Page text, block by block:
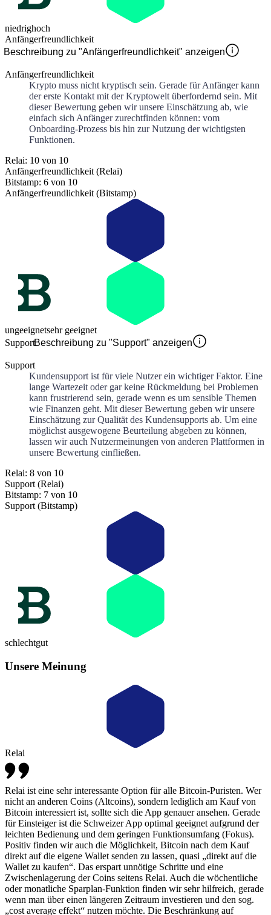
niedrighoch
Anfängerfreundlichkeit
Beschreibung zu "Anfängerfreundlichkeit" anzeigen
Anfängerfreundlichkeit
Krypto muss nicht kryptisch sein. Gerade für Anfänger kann
der erste Kontakt mit der Kryptowelt überfordernd sein. Mit
dieser Bewertung geben wir unsere Einschätzung ab, wie
einfach sich Anfänger zurechtfinden können: vom
Onboarding-Prozess bis hin zur Nutzung der wichtigsten
Funktionen.
Relai: 10 von 10
Anfängerfreundlichkeit (Relai)
Bitstamp: 6 von 10
Anfängerfreundlichkeit (Bitstamp)
ungeeignetsehr geeignet
SupportBeschreibung zu "Support" anzeigen
Support
Kundensupport ist für viele Nutzer ein wichtiger Faktor. Eine
lange Wartezeit oder gar keine Rückmeldung bei Problemen
kann frustrierend sein, gerade wenn es um sensible Themen
wie Finanzen geht. Mit dieser Bewertung geben wir unsere
Einschätzung zur Qualität des Kundensupports ab. Um eine
möglichst ausgewogene Beurteilung abgeben zu können,
lassen wir auch Nutzermeinungen von anderen Plattformen in
unsere Bewertung einfließen.
Relai: 8 von 10
Support (Relai)
Bitstamp: 7 von 10
Support (Bitstamp)
schlechtgut
Unsere Meinung
Relai
Relai ist eine sehr interessante Option für alle Bitcoin-Puristen. Wer
nicht an anderen Coins (Altcoins), sondern lediglich am Kauf von
Bitcoin interessiert ist, sollte sich die App genauer ansehen. Gerade
für Einsteiger ist die Schweizer App optimal geeignet aufgrund der
leichten Bedienung und dem geringen Funktionsumfang (Fokus).
Positiv finden wir auch die Möglichkeit, Bitcoin nach dem Kauf
direkt auf die eigene Wallet senden zu lassen, quasi „direkt auf die
Wallet zu kaufen“. Das erspart unnötige Schritte und eine
Zwischenlagerung der Coins seitens Relai. Auch die wöchentliche
oder monatliche Sparplan-Funktion finden wir sehr hilfreich, gerade
wenn man über einen längeren Zeitraum investieren und den sog.
„cost average effekt“ nutzen möchte. Die Beschränkung auf